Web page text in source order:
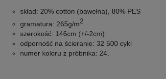
skład: 20% cotton (bawełna), 80% PES
gramatura: 265g/m2
szerokość: 146cm (+/-2cm)
odporność na ścieranie: 32 500 cykl
numer koloru z próbnika: 24